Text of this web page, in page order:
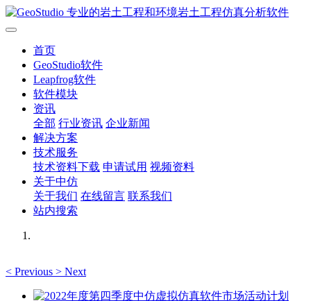
首页
GeoStudio软件
Leapfrog软件
软件模块
资讯
全部 行业资讯 企业新闻
解决方案
技术服务
技术资料下载 申请试用 视频资料
关于中仿
关于我们 在线留言 联系我们
站内搜索
< Previous > Next